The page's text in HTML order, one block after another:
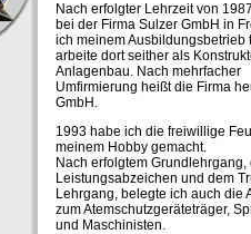
Nach erfolgter Lehrzeit von
bei der Firma Sulzer GmbH in
ich meinem Ausbildungsbetrieb
arbeite dort seither als
Anlagenbau. Nach mehrfacher
Umfirmierung heißt die Firma
GmbH.
1993 habe ich die freiwillige
meinem Hobby gemacht.
Nach erfolgtem Grundlehrgang,
Leistungsabzeichen und dem
Lehrgang, belegte ich auch die
zum Atemschutzgeräteträger,
und Maschinisten.